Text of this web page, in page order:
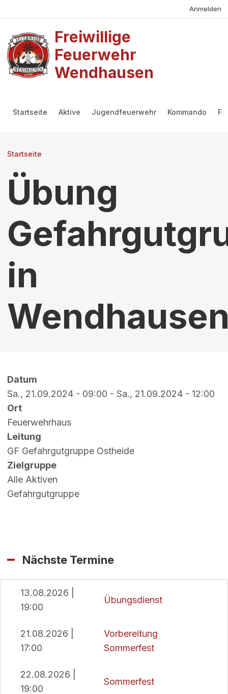
Anmelden
Freiwillige
Feuerwehr
Wendhausen
Startseite Aktive Jugendfeuerwehr Kommando
Pfadnavigation
Startseite
Übung
in
Datum
Sa., 21.09.2024 - 09:00 - Sa., 21.09.2024 - 12:00
Ort
Feuerwehrhaus
Leitung
GF Gefahrgutgruppe Ostheide
Zielgruppe
Alle Aktiven
Gefahrgutgruppe
Nächste Termine
13.08.2026 |
19:00
Übungsdienst
21.08.2026 |
17:00
Vorbereitung
Sommerfest
22.08.2026 |
19:00
Sommerfest